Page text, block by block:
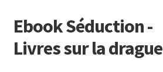
Aller
à
la
Aller
au
contenu
Ebook Séduction -
Livres sur la drague